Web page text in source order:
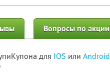
Вопросы по акции
для IOS или Android